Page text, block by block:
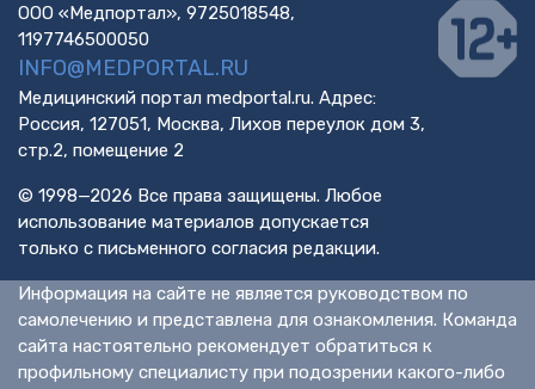
ООО «Медпортал», 9725018548,
1197746500050
INFO@MEDPORTAL.RU
Медицинский портал medportal.ru. Адрес:
Россия, 127051, Москва, Лихов переулок дом 3,
стр.2, помещение 2
© 1998—2026 Все права защищены. Любое
использование материалов допускается
только с письменного согласия редакции.
Информация на сайте не является руководством по
самолечению и представлена для ознакомления. Команда
сайта настоятельно рекомендует обратиться к
профильному специалисту при подозрении какого-либо